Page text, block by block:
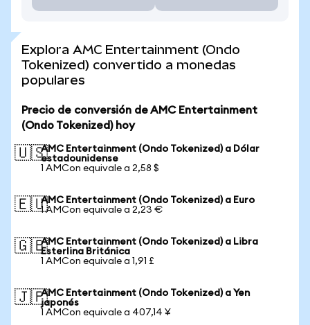
Explora AMC Entertainment (Ondo
Tokenized) convertido a monedas
populares
Precio de conversión de AMC Entertainment
(Ondo Tokenized) hoy
🇺🇸AMC Entertainment (Ondo Tokenized) a Dólar
estadounidense
1 AMCon equivale a 2,58 $
🇪🇺AMC Entertainment (Ondo Tokenized) a Euro
1 AMCon equivale a 2,23 €
🇬🇧AMC Entertainment (Ondo Tokenized) a Libra
Esterlina Británica
1 AMCon equivale a 1,91 £
🇯🇵AMC Entertainment (Ondo Tokenized) a Yen
japonés
1 AMCon equivale a 407,14 ¥